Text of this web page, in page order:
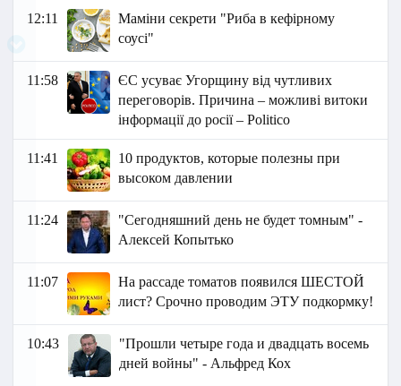
12:11
Маміни секрети "Риба в кефірному
соусі"
11:58
ЄС усуває Угорщину від чутливих
переговорів. Причина – можливі витоки
інформації до росії – Politico
11:41
10 продуктов, которые полезны при
высоком давлении
11:24
"Сегодняшний день не будет томным" -
Алексей Копытько
11:07
На рассаде томатов появился ШЕСТОЙ
лист? Срочно проводим ЭТУ подкормку!
10:43
"Прошли четыре года и двадцать восемь
дней войны" - Альфред Кох